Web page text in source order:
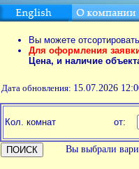
Вы можете
Для оформления
Цена, и наличие
Дата обновления: 15.07.2026
Кол. комнат от:
Вы выбрали